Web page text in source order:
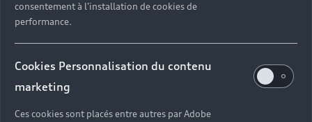
consentement à l'installation de cookies de
performance.
Cookies Personnalisation du contenu
marketing
Ces cookies sont placés entre autres par Adobe